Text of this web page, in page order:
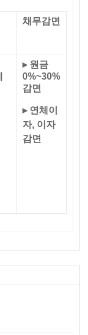
채무감면
▸ 원금
0%~30%
감면
▸ 연체이
자, 이자
감면